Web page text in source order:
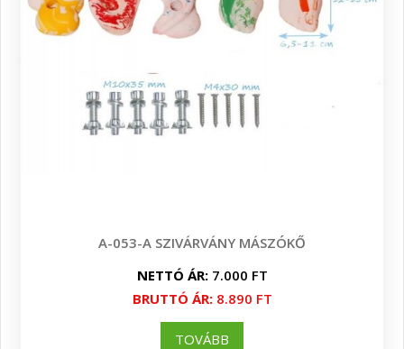
A-053-A SZIVÁRVÁNY MÁSZÓKŐ
NETTÓ ÁR:7.000 FT
BRUTTÓ ÁR:8.890 FT
TOVÁBB